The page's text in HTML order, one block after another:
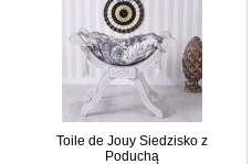
Toile de Jouy Siedzisko z
Poduchą